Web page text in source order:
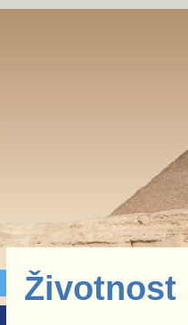
Životnost